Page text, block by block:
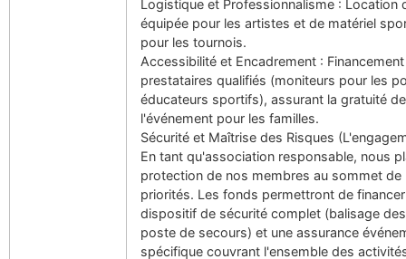
Logistique et Professionnalisme : Location
équipée pour les artistes et de matériel
pour les tournois.
Accessibilité et Encadrement :
prestataires qualifiés (moniteurs pour les
éducateurs sportifs), assurant la gratuité de
l'événement pour les familles.
Sécurité et Maîtrise des Risques
En tant qu'association responsable, nous
protection de nos membres au sommet de
priorités. Les fonds permettront de
dispositif de sécurité complet (balisage
poste de secours) et une assurance
spécifique couvrant l'ensemble des